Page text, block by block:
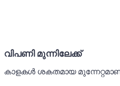
വിപണി മുന്നിലേക്ക്
കാളകൾ ശകതമായ